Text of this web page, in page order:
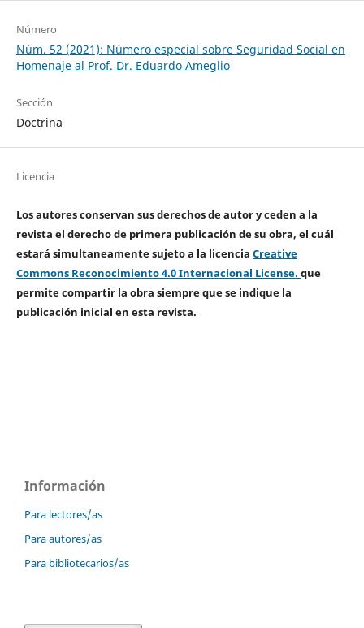
Número
Núm. 52 (2021): Número especial sobre Seguridad Social en
Homenaje al Prof. Dr. Eduardo Ameglio
Sección
Doctrina
Licencia
Los autores conservan sus derechos de autor y ceden a la
revista el derecho de primera publicación de su obra, el cuál
estará simultaneamente sujeto a la licencia Creative
Commons Reconocimiento 4.0 Internacional License. que
permite compartir la obra siempre que se indique la
publicación inicial en esta revista.
Información
Para lectores/as
Para autores/as
Para bibliotecarios/as